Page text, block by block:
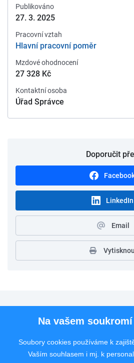
Publikováno
27. 3. 2025
Pracovní vztah
Hlavní pracovní poměr
Mzdové ohodnocení
27 328 Kč
Kontaktní osoba
Úřad Správce
Doporučit
LinkedIn
Email
Pro uchazeče
Rychlý kontakt
Na vašem
Soubory cookies používáme k
Vaším souhlasem i mj. k